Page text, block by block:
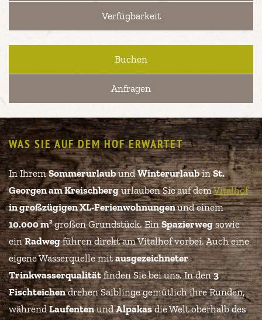
Verfügbarkeit
Buchen
Anfragen
WAS SIE AUF DEM HOF ERWARTET
In IhremSommerurlaubundWinterurlaubinSt.
Georgen am Kreischbergurlauben Sieauf demVitalhof
in großzügigen XL-Ferienwohnungenund einem
10.000 m2großen Grundstück. EinSpazierwegsowie
einRadwegführen direkt am Vitalhof vorbei. Auch eine
eigene Wasserquelle mitausgezeichneter
Trinkwasserqualitätfinden Sie bei uns. In den3
Fischteichendrehen Saiblinge gemütlich ihre Runden,
währendLaufentenundAlpakasdie Welt oberhalb des